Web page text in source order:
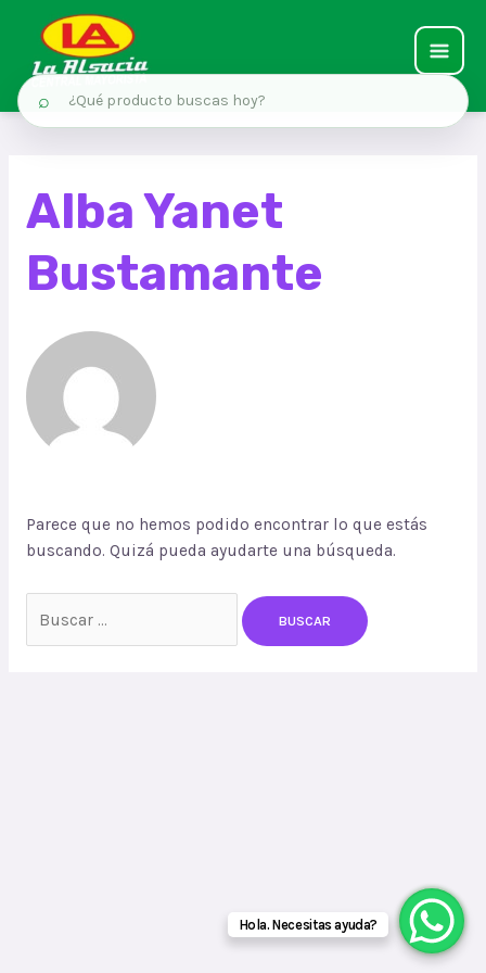
contenido
MAIN
Alba Yanet
Bustamante
Parece que no hemos podido encontrar lo que estás
buscando. Quizá pueda ayudarte una búsqueda.
por:
⌕
Hola. Necesitas ayuda?